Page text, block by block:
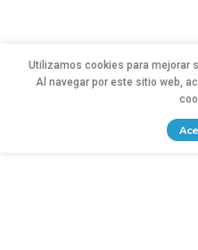
Utilizamos cookies para mejorar
Al navegar por este sitio web,